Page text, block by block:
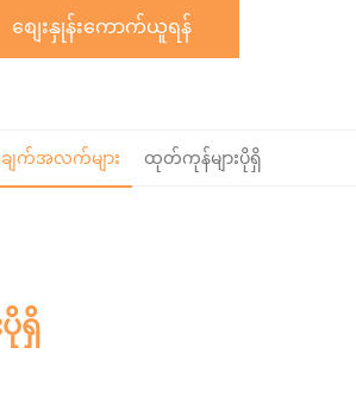
စျေးနှုန်းကောက်ယူရန်
က်အလက်များ ထုတ်ကုန်များပိုရှိ
ရှိ